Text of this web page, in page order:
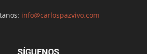
info@carlospazvivo.com
SÍGUENOS